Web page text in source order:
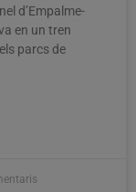
d’Empalme-
en un tren
parcs de